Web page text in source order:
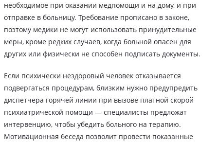
необходимое при оказании медпомощи и на дому, и при
отправке в больницу. Требование прописано в законе,
поэтому медики не могут использовать принудительные
меры, кроме редких случаев, когда больной опасен для
других или физически не способен подписать документы.
Если психически нездоровый человек отказывается
подвергаться процедурам, близким нужно предупредить
диспетчера горячей линии при вызове платной скорой
психиатрической помощи — специалисты предложат
интервенцию, чтобы убедить больного на терапию.
Мотивационная беседа позволит провести показанные